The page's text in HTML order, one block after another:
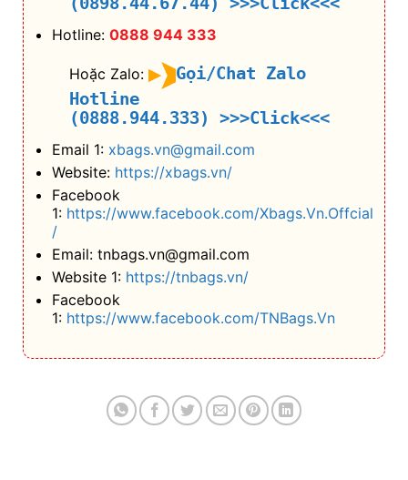
Hotline: 0888 944 333
Hoặc Zalo:
Gọi/Chat Zalo
Hotline
(0888.944.333)
>>>Click<<<
Email 1: xbags.vn@gmail.com
Website: https://xbags.vn/
Facebook
1: https://www.facebook.com/Xbags.Vn.Offcial
/
Email: tnbags.vn@gmail.com
Website 1: https://tnbags.vn/
Facebook
1: https://www.facebook.com/TNBags.Vn